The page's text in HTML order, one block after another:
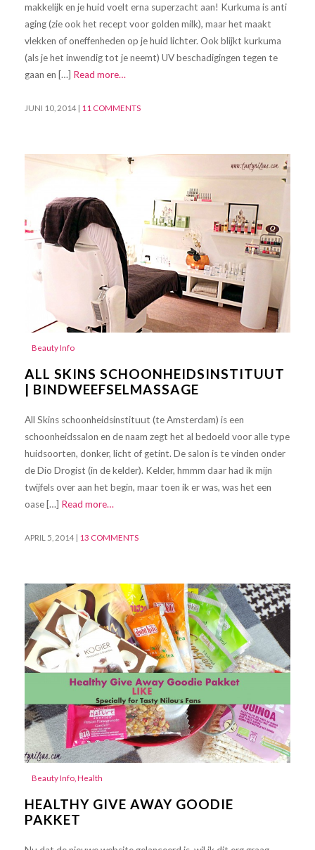
makkelijk en je huid voelt erna superzacht aan! Kurkuma is anti
aging (zie ook het recept voor golden milk), maar het maakt
vlekken of oneffenheden op je huid lichter. Ook blijkt kurkuma
(als je het inwendig tot je neemt) UV beschadigingen tegen te
gaan en […] Read more…
JUNI 10, 2014 | 11 COMMENTS
Beauty Info
ALL SKINS SCHOONHEIDSINSTITUUT
| BINDWEEFSELMASSAGE
All Skins schoonheidsinstituut (te Amsterdam) is een
schoonheidssalon en de naam zegt het al bedoeld voor alle type
huidsoorten, donker, licht of getint. De salon is te vinden onder
de Dio Drogist (in de kelder). Kelder, hmmm daar had ik mijn
twijfels over aan het begin, maar toen ik er was, was het een
oase […] Read more…
APRIL 5, 2014 13 COMMENTS
Beauty Info, Health
HEALTHY GIVE AWAY GOODIE
PAKKET